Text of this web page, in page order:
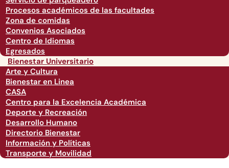
Procesos académicos de las facultades
Zona de comidas
Convenios Asociados
Centro de Idiomas
Egresados
Bienestar Universitario
Arte y Cultura
Bienestar en Linea
CASA
Centro para la Excelencia Académica
Deporte y Recreación
Desarrollo Humano
Directorio Bienestar
Información y Políticas
Transporte y Movilidad